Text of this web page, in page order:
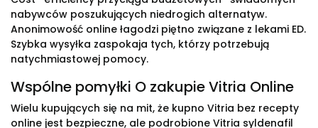
nabywców poszukujących niedrogich alternatyw.
Anonimowość online łagodzi piętno związane z lekami ED.
Szybka wysyłka zaspokaja tych, którzy potrzebują
natychmiastowej pomocy.
Wspólne pomyłki O zakupie Vitria Online
Wielu kupujących się na mit, że kupno Vitria bez recepty
online jest bezpieczne, ale podrobione Vitria syldenafil